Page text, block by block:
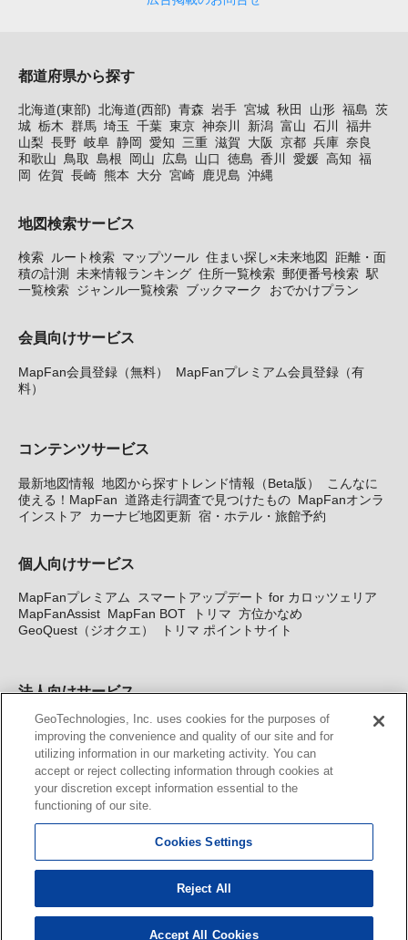
都道府県から探す
北海道(東部) 北海道(西部) 青森 岩手 宮城 秋田 山形 福島 茨
城 栃木 群馬 埼玉 千葉 東京 神奈川 新潟 富山 石川
福井
山梨 長野 岐阜 静岡 愛知 三重 滋賀 大阪 京都 兵庫 奈良
和歌山 鳥取 島根 岡山 広島 山口 徳島 香川 愛媛 高知 福
岡
佐賀 長崎 熊本 大分 宮崎 鹿児島 沖縄
地図検索サービス
検索 ルート検索 マップツール 住まい探し×未来地図
距離・面
積の計測
未来情報ランキング 住所一覧検索 郵便番号検索 駅
一覧検索 ジャンル一覧検索 ブックマーク おでかけプラン
会員向けサービス
MapFan会員登録（無料）
MapFanプレミアム会員登録（有
料）
コンテンツサービス
最新地図情報 地図から探すトレンド情報（Beta版）
こんなに
使える！MapFan 道路走行調査で見つけたもの MapFanオンラ
インストア
カーナビ地図更新 宿・ホテル・旅館予約
個人向けサービス
MapFanプレミアム
スマートアップデート for カロッツェリア
MapFanAssist MapFan BOT トリマ 方位かなめ
GeoQuest（ジオクエ）
トリマ ポイントサイト
法人向けサービス
法人向け地図・位置情報サービス WEBサイト・システム向け地
図API Windows PC向け地図開発キット MapFan DB 住所確認
サービス
MAP WORLD+ トリマ広告 Geo-Research
カーナビ地図更新サービス
MapFan スマートメンバーズ
KENWOOD MapFan Club
GeoTechnologies, Inc. uses cookies for the purposes of
improving the convenience and quality of our site and for
utilizing information in our marketing activity. You can
accept or reject collecting information through cookies at
your discretion except information essential to the
functioning of our site.
Cookies Settings
Reject All
Accept All Cookies